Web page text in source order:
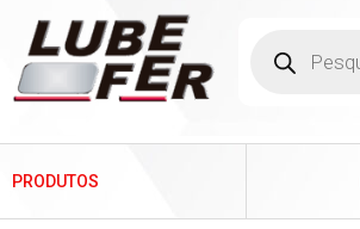
PRODUTOS